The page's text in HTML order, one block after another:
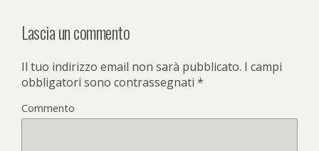
Lascia un commento
Il tuo indirizzo email non sarà pubblicato. I campi
obbligatori sono contrassegnati *
Commento